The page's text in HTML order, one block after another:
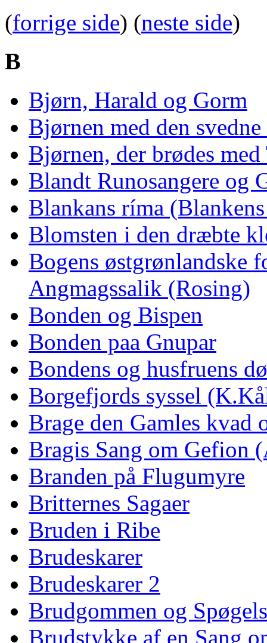
(forrige side) (neste side)
B
Bjørn, Harald og Gorm
Bjørnen med den svedne
Bjørnen, der brødes
Blandt Runosangere og
Blankans ríma
Blomsten i den dræbte
Bogens østgrønlandske
Angmagssalik (Rosing)
Bonden og Bispen
Bonden paa Gnupar
Bondens og husfruens
Borgefjords syssel
Brage den Gamles kvad
Bragis Sang om Gefion
Branden på Flugumyre
Britternes Sagaer
Bruden i Ribe
Brudeskarer
Brudeskarer 2
Brudgommen og
Brudstykke af en Sang